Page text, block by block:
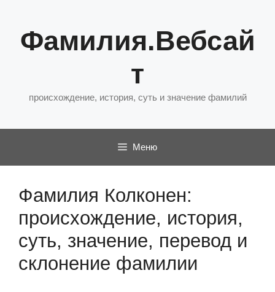
содержимому
Фамилия.Вебсай
т
происхождение, история, суть и значение фамилий
Меню
Фамилия Колконен:
происхождение, история,
суть, значение, перевод и
склонение фамилии